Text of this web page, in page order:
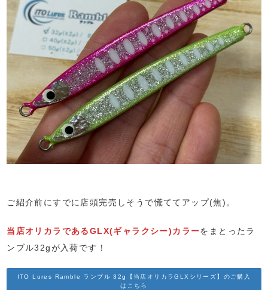
ご紹介前にすでに店頭完売しそうで慌ててアップ(焦)。
当店オリカラであるGLX(ギャラクシー)カラーをまとったラ
ンブル32gが入荷です！
ITO Lures Ramble ランブル 32g【当店オリカラGLXシリーズ】のご購入
はこちら